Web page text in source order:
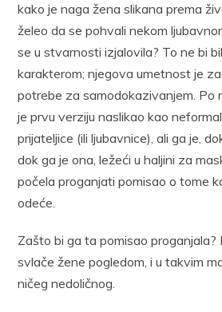
kako je naga žena slikana prema
želeo da se pohvali nekom
se u stvarnosti izjalovila? To ne bi
karakterom; njegova umetnost je
potrebe za samodokazivanjem. Po
je prvu verziju naslikao kao
prijateljice (ili ljubavnice), ali ga je,
dok ga je ona, ležeći u haljini za
počela proganjati pomisao o tome
odeće.
Zašto bi ga ta pomisao proganjala?
svlače žene pogledom, i u takvim
ničeg nedoličnog.